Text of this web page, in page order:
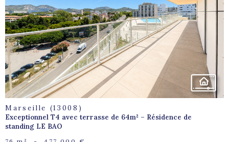
voir le
bien
Marseille (13008)
Exceptionnel T4 avec terrasse de 64m² – Résidence de
standing LE BAO